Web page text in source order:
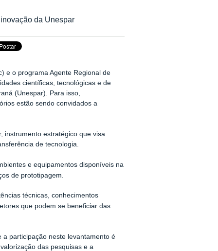
da Unespar
e o programa Agente Regional de
científicas, tecnológicas e de
(Unespar). Para isso,
estão sendo convidados a
instrumento estratégico que visa
de tecnologia.
e equipamentos disponíveis na
de prototipagem.
técnicas, conhecimentos
que podem se beneficiar das
a participação neste levantamento é
das pesquisas e a